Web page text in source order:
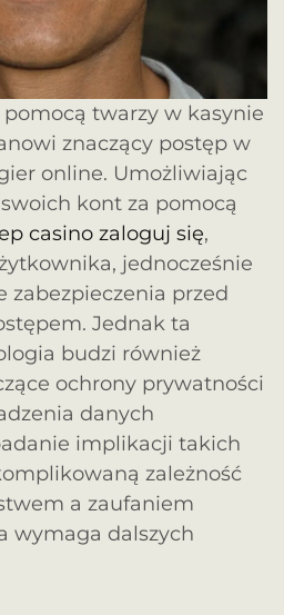
twarzy w kasynie
znaczący postęp w
online. Umożliwiając
kont za pomocą
casino zaloguj się,
jednocześnie
zabezpieczenia przed
Jednak ta
budzi również
ochrony prywatności
danych
implikacji takich
zależność
a zaufaniem
wymaga dalszych